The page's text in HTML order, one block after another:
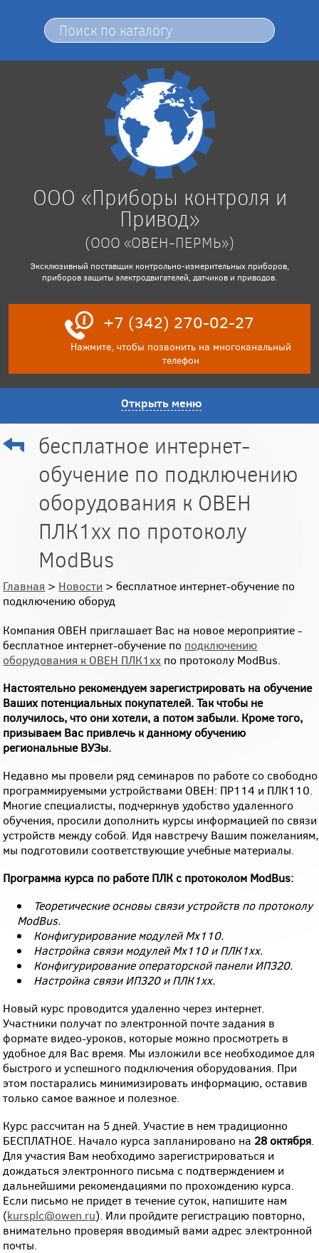
ООО «Приборы контроля и
Привод»
(ООО «ОВЕН-ПЕРМЬ»)
Эксклюзивный поставщик контрольно-измерительных приборов,
приборов защиты электродвигателей, датчиков и приводов.
+7 (342) 270-02-27
Нажмите, чтобы позвонить на многоканальный
телефон
Открыть меню
бесплатное интернет-
обучение по подключению
оборудования к ОВЕН
ПЛК1хх по протоколу
ModBus
Главная > Новости > бесплатное интернет-обучение по
подключению оборуд
Компания ОВЕН приглашает Вас на новое мероприятие -
бесплатное интернет-обучение по подключению
оборудования к ОВЕН ПЛК1хх по протоколу ModBus.
Настоятельно рекомендуем зарегистрировать на обучение
Ваших потенциальных покупателей. Так чтобы не
получилось, что они хотели, а потом забыли. Кроме того,
призываем Вас привлечь к данному обучению
региональные ВУЗы.
Недавно мы провели ряд семинаров по работе со свободно
программируемыми устройствами ОВЕН: ПР114 и ПЛК110.
Многие специалисты, подчеркнув удобство удаленного
обучения, просили дополнить курсы информацией по связи
устройств между собой. Идя навстречу Вашим пожеланиям,
мы подготовили соответствующие учебные материалы.
Программа курса по работе ПЛК с протоколом ModBus:
Теоретические основы связи устройств по протоколу
ModBus.
Конфигурирование модулей Мх110.
Настройка связи модулей Мх110 и ПЛК1хх.
Конфигурирование операторской панели ИП320.
Настройка связи ИП320 и ПЛК1хх.
Новый курс проводится удаленно через интернет.
Участники получат по электронной почте задания в
формате видео-уроков, которые можно просмотреть в
удобное для Вас время. Мы изложили все необходимое для
быстрого и успешного подключения оборудования. При
этом постарались минимизировать информацию, оставив
только самое важное и полезное.
Курс рассчитан на 5 дней. Участие в нем традиционно
БЕСПЛАТНОЕ. Начало курса запланировано на 28 октября
Для участия Вам необходимо зарегистрироваться и
дождаться электронного письма с подтверждением и
дальнейшими рекомендациями по прохождению курса.
Если письмо не придет в течение суток, напишите нам
(kursplc@owen.ru). Или пройдите регистрацию повторно,
внимательно проверяя вводимый вами адрес электронной
почты.